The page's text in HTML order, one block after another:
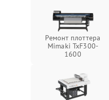
Ремонт плоттера
Mimaki TxF300-
1600